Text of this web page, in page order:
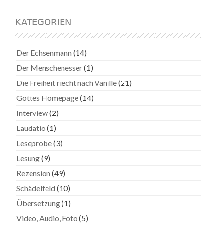
KATEGORIEN
Der Echsenmann (14)
Der Menschenesser(1)
Die Freiheit riecht nach Vanille(21)
Gottes Homepage(14)
Interview(2)
Laudatio (1)
Leseprobe(3)
Lesung(9)
Rezension (49)
Schädelfeld (10)
Übersetzung(1)
Video, Audio, Foto (5)